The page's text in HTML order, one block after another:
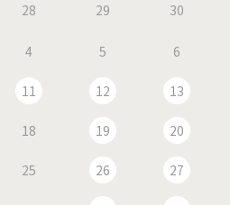
28 29 30
4 5 6
11 12 13
18 19 20
25 26 27